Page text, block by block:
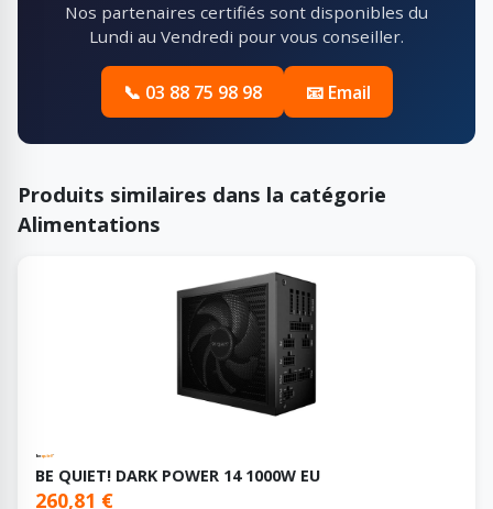
Nos partenaires certifiés sont disponibles du
Lundi au Vendredi pour vous conseiller.
📞 03 88 75 98 98 📧 Email
Produits similaires dans la catégorie
Alimentations
BE QUIET! DARK POWER 14 1000W EU
260,81 €